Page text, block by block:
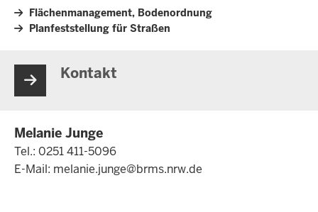
Flächenmanagement, Bodenordnung
Planfeststellung für Straßen
Kontakt
Melanie Junge
Tel.: 0251 411-5096
E-Mail: melanie.junge@brms.nrw.de